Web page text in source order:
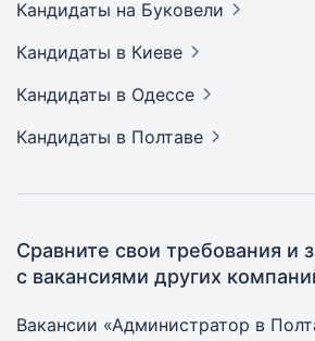
Кандидаты на Буковели
Кандидаты в Киеве
Кандидаты в Одессе
Кандидаты в Полтаве
Сравните свои требования и
с вакансиями других
Вакансии «Администратор в